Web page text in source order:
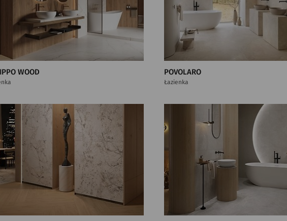
WOOD POVOLARO
Łazienka